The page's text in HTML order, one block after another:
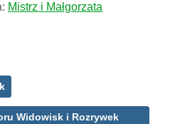
Mistrz i Małgorzata
Widowisk i Rozrywek